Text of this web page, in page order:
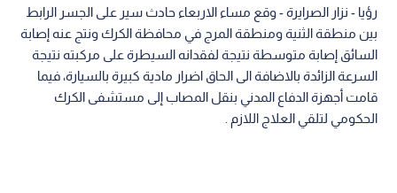
رؤيا - نزار الصرايرة - وقع مساء الاربعاء حادث سير على الجسر الرابط
بين منطقة الثنية ومنطقة المرج في محافظة الكرك ونتج عنه إصابة
السائق إصابة متوسطة نتيجة لفقدانه السيطرة على مركبته نتيجة
السرعة الزائدة بالاضافة الى الحاق اضرار مادية كبيرة بالسيارة، فيما
قامت أجهزة الدفاع المدني بنقل المصاب إلى مستشفى الكرك
الحكومي لتلقي العلاج اللازم .